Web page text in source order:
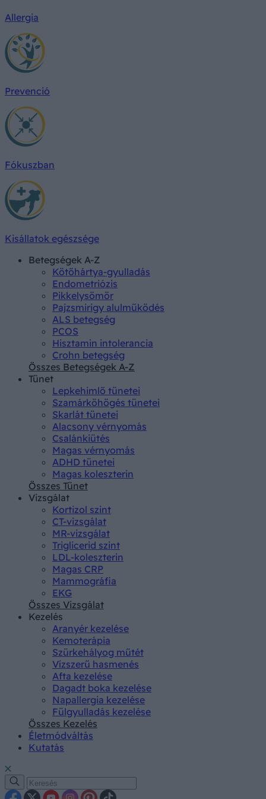
Allergia
Prevenció
Fókuszban
Kisállatok egészsége
Betegségek A-Z
Kötőhártya-gyulladás
Endometriózis
Pikkelysömör
Pajzsmirigy alulműködés
ALS betegség
PCOS
Hisztamin intolerancia
Crohn betegség
Összes Betegségek A-Z
Tünet
Lepkehimlő tünetei
Szamárköhögés tünetei
Skarlát tünetei
Alacsony vérnyomás
Csalánkiütés
Magas vérnyomás
ADHD tünetei
Magas koleszterin
Összes Tünet
Vizsgálat
Kortizol szint
CT-vizsgálat
MR-vizsgálat
Triglicerid szint
LDL-koleszterin
Magas CRP
Mammográfia
EKG
Összes Vizsgálat
Kezelés
Aranyér kezelése
Kemoterápia
Szürkehályog műtét
Vízszerű hasmenés
Afta kezelése
Dagadt boka kezelése
Napallergia kezelése
Fülgyulladás kezelése
Összes Kezelés
Életmódváltás
Kutatás